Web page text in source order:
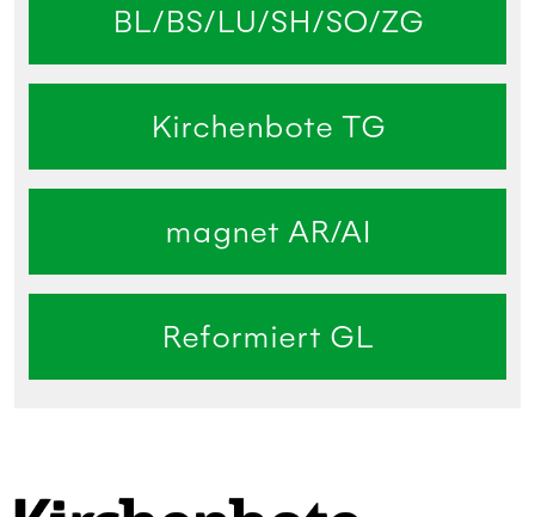
BL/BS/LU/SH/SO/ZG
Kirchenbote TG
magnet AR/AI
Reformiert GL